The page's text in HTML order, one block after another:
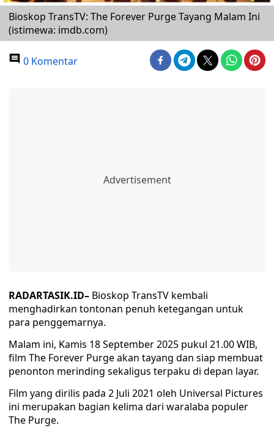
Bioskop TransTV: The Forever Purge Tayang Malam Ini
(istimewa: imdb.com)
0 Komentar
RADARTASIK.ID– Bioskop TransTV kembali
menghadirkan tontonan penuh ketegangan untuk
para penggemarnya.
Malam ini, Kamis 18 September 2025 pukul 21.00 WIB,
film The Forever Purge akan tayang dan siap membuat
penonton merinding sekaligus terpaku di depan layar.
Film yang dirilis pada 2 Juli 2021 oleh Universal Pictures
ini merupakan bagian kelima dari waralaba populer
The Purge.